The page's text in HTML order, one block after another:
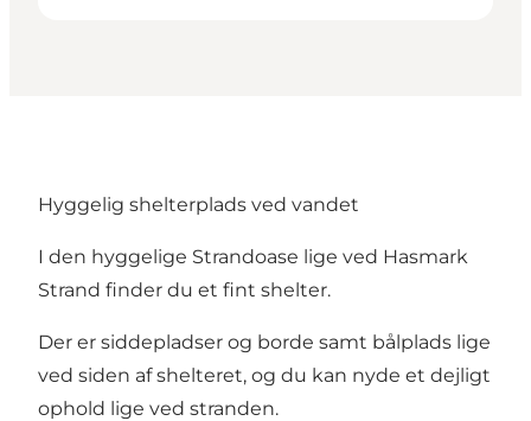
Hyggelig shelterplads ved vandet
I den hyggelige Strandoase lige ved Hasmark
Strand finder du et fint shelter.
Der er siddepladser og borde samt bålplads lige
ved siden af shelteret, og du kan nyde et dejligt
ophold lige ved stranden.